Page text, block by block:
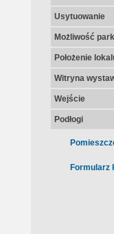
Usytuowanie
Możliwość
Położenie
Witryna
Wejście
Podłogi
Formularz